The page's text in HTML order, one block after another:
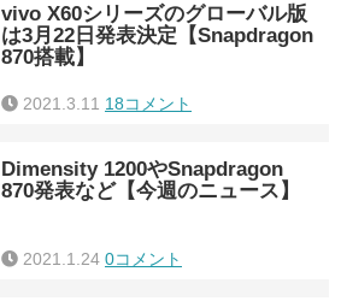
vivo X60シリーズのグローバル版
は3月22日発表決定【Snapdragon
870搭載】
2021.3.11 18コメント
Dimensity 1200やSnapdragon
870発表など【今週のニュース】
2021.1.24 0コメント